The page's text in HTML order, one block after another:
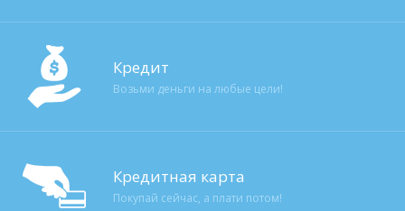
Кредит
Возьми деньги на любые цели!
Кредитная карта
Покупай сейчас, а плати потом!